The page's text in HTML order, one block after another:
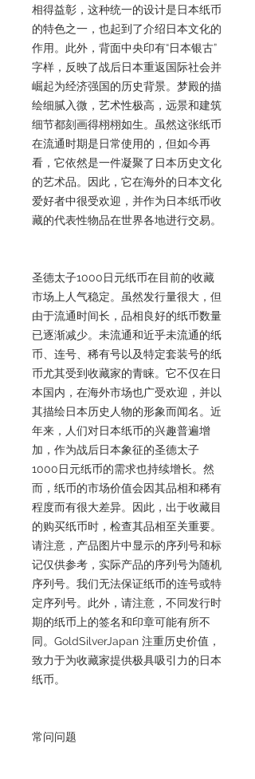
相得益彰，这种统一的设计是日本纸币
的特色之一，也起到了介绍日本文化的
作用。此外，背面中央印有“日本银古”
字样，反映了战后日本重返国际社会并
崛起为经济强国的历史背景。梦殿的描
绘细腻入微，艺术性极高，远景和建筑
细节都刻画得栩栩如生。虽然这张纸币
在流通时期是日常使用的，但如今再
看，它依然是一件凝聚了日本历史文化
的艺术品。因此，它在海外的日本文化
爱好者中很受欢迎，并作为日本纸币收
藏的代表性物品在世界各地进行交易。
圣德太子1000日元纸币在目前的收藏
市场上人气稳定。虽然发行量很大，但
由于流通时间长，品相良好的纸币数量
已逐渐减少。未流通和近乎未流通的纸
币、连号、稀有号以及特定套装号的纸
币尤其受到收藏家的青睐。它不仅在日
本国内，在海外市场也广受欢迎，并以
其描绘日本历史人物的形象而闻名。近
年来，人们对日本纸币的兴趣普遍增
加，作为战后日本象征的圣德太子
1000日元纸币的需求也持续增长。然
而，纸币的市场价值会因其品相和稀有
程度而有很大差异。因此，出于收藏目
的购买纸币时，检查其品相至关重要。
请注意，产品图片中显示的序列号和标
记仅供参考，实际产品的序列号为随机
序列号。我们无法保证纸币的连号或特
定序列号。此外，请注意，不同发行时
期的纸币上的签名和印章可能有所不
同。GoldSilverJapan 注重历史价值，
致力于为收藏家提供极具吸引力的日本
纸币。
常问问题